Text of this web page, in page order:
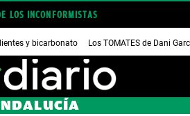
LOS INCONFORMISTAS
y bicarbonato Los TOMATES de Dani